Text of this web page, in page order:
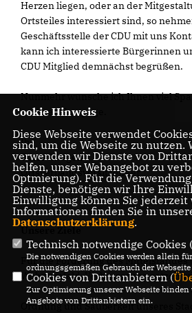
Herzen liegen, oder an der
Ortsteiles interessiert sind, so
Geschäftsstelle der CDU mit uns
kann ich interessierte Bürgerinnen
CDU Mitglied demnächst begrüßen.
Nunmehr wünsche ich Ihnen viel
unserer Hompage.
Ihr
Peter Röttgen
Ortsverbandsvorsitzender
Unsere Ziele
Für die Förderung des Mittelstandes
Wohnumfeld-Verbesserung setzen
Ordnung und Sauberkeit unseres
Cookie Hinweis
Diese Webseite verwendet
sind, um die Webseite zu nutzen.
verwenden wir Dienste von
helfen, unser Webangebot zu
Optmierung). Für die
Dienste, benötigen wir Ihre
Einwilligung können Sie jederzeit
Informationen finden Sie in
Datenschutzerklärung.
Technisch notwendige Cookies (
Die notwendigen Cookies werden allein
ordnungsgemäßen Gebrauch der
Cookies von Drittanbietern (
Zur Optimierung unserer Webseite
Angebote von Drittanbietern ein.